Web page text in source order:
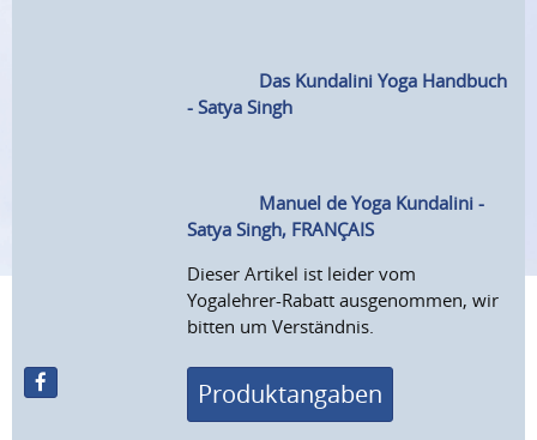
Das Kundalini Yoga Handbuch
- Satya Singh
Manuel de Yoga Kundalini -
Satya Singh, FRANÇAIS
Dieser Artikel ist leider vom
Yogalehrer-Rabatt ausgenommen, wir
bitten um Verständnis.
Produktangaben